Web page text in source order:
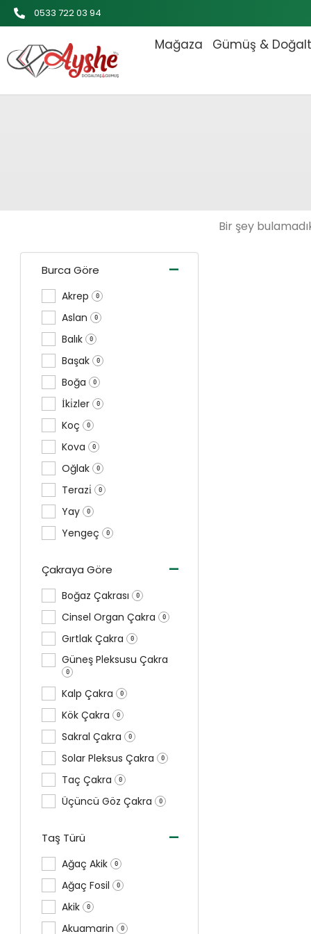
İçeriğe
atla
0533 722 03 94
Mağaza Gümüş &
Burca Göre -
Akrep 0
Aslan 0
Balık 0
Başak 0
Boğa 0
İki̇zler 0
Koç 0
Kova 0
Oğlak 0
Terazi̇ 0
Yay 0
Yengeç 0
Çakraya Göre -
Boğaz Çakrası 0
Cinsel Organ Çakra 0
Gırtlak Çakra 0
Güneş Pleksusu Çakra
0
Kalp Çakra 0
Kök Çakra 0
Sakral Çakra 0
Solar Pleksus Çakra 0
Taç Çakra 0
Üçüncü Göz Çakra 0
Taş Türü -
Ağaç Akik 0
Ağaç Fosil 0
Akik 0
Akuamarin 0
Bir şey